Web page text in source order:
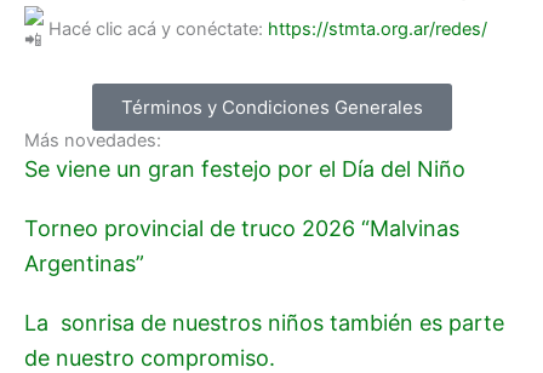
Hacé clic acá y conéctate: https://stmta.org.ar/redes/
Términos y Condiciones Generales
Más novedades:
Se viene un gran festejo por el Día del Niño
Torneo provincial de truco 2026 “Malvinas
Argentinas”
La sonrisa de nuestros niños también es parte
de nuestro compromiso.